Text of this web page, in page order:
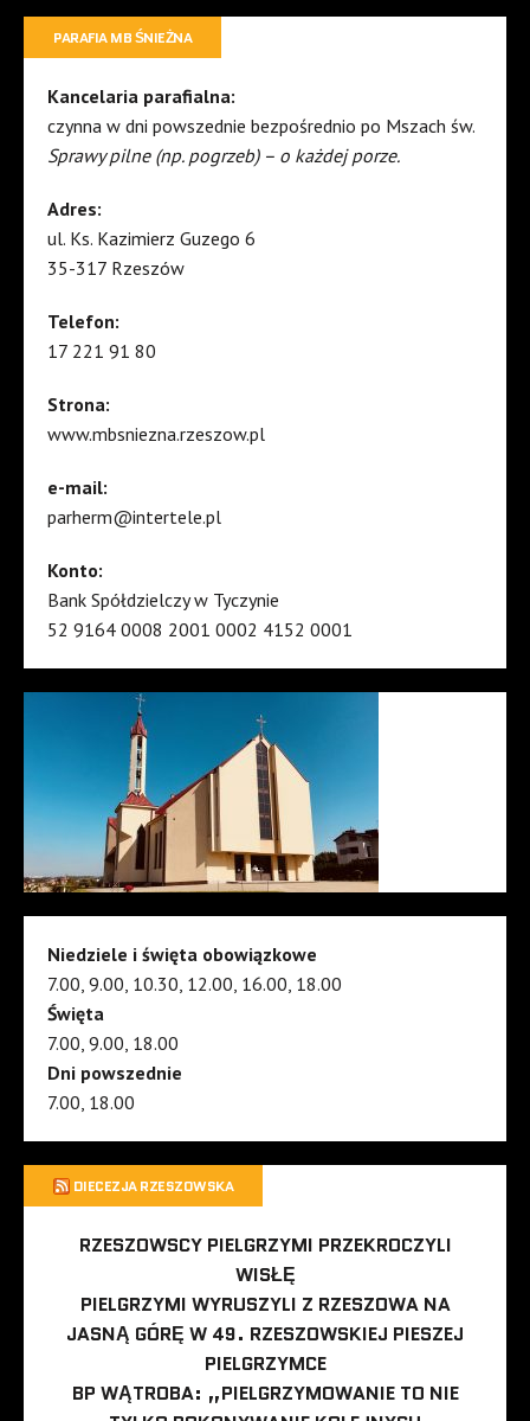
PARAFIA MB ŚNIEŻNA
Kancelaria parafialna:
czynna w dni powszednie bezpośrednio po Mszach św.
Sprawy pilne (np. pogrzeb) – o każdej porze.
Adres:
ul. Ks. Kazimierz Guzego 6
35-317 Rzeszów
Telefon:
17 221 91 80
Strona:
www.mbsniezna.rzeszow.pl
e-mail:
parherm@intertele.pl
Konto:
Bank Spółdzielczy w Tyczynie
52 9164 0008 2001 0002 4152 0001
Niedziele i święta obowiązkowe
7.00, 9.00, 10.30, 12.00, 16.00, 18.00
Święta
7.00, 9.00, 18.00
Dni powszednie
7.00, 18.00
DIECEZJA RZESZOWSKA
RZESZOWSCY PIELGRZYMI PRZEKROCZYLI
WISŁĘ
PIELGRZYMI WYRUSZYLI Z RZESZOWA NA
JASNĄ GÓRĘ W 49. RZESZOWSKIEJ PIESZEJ
PIELGRZYMCE
BP WĄTROBA: „PIELGRZYMOWANIE TO NIE